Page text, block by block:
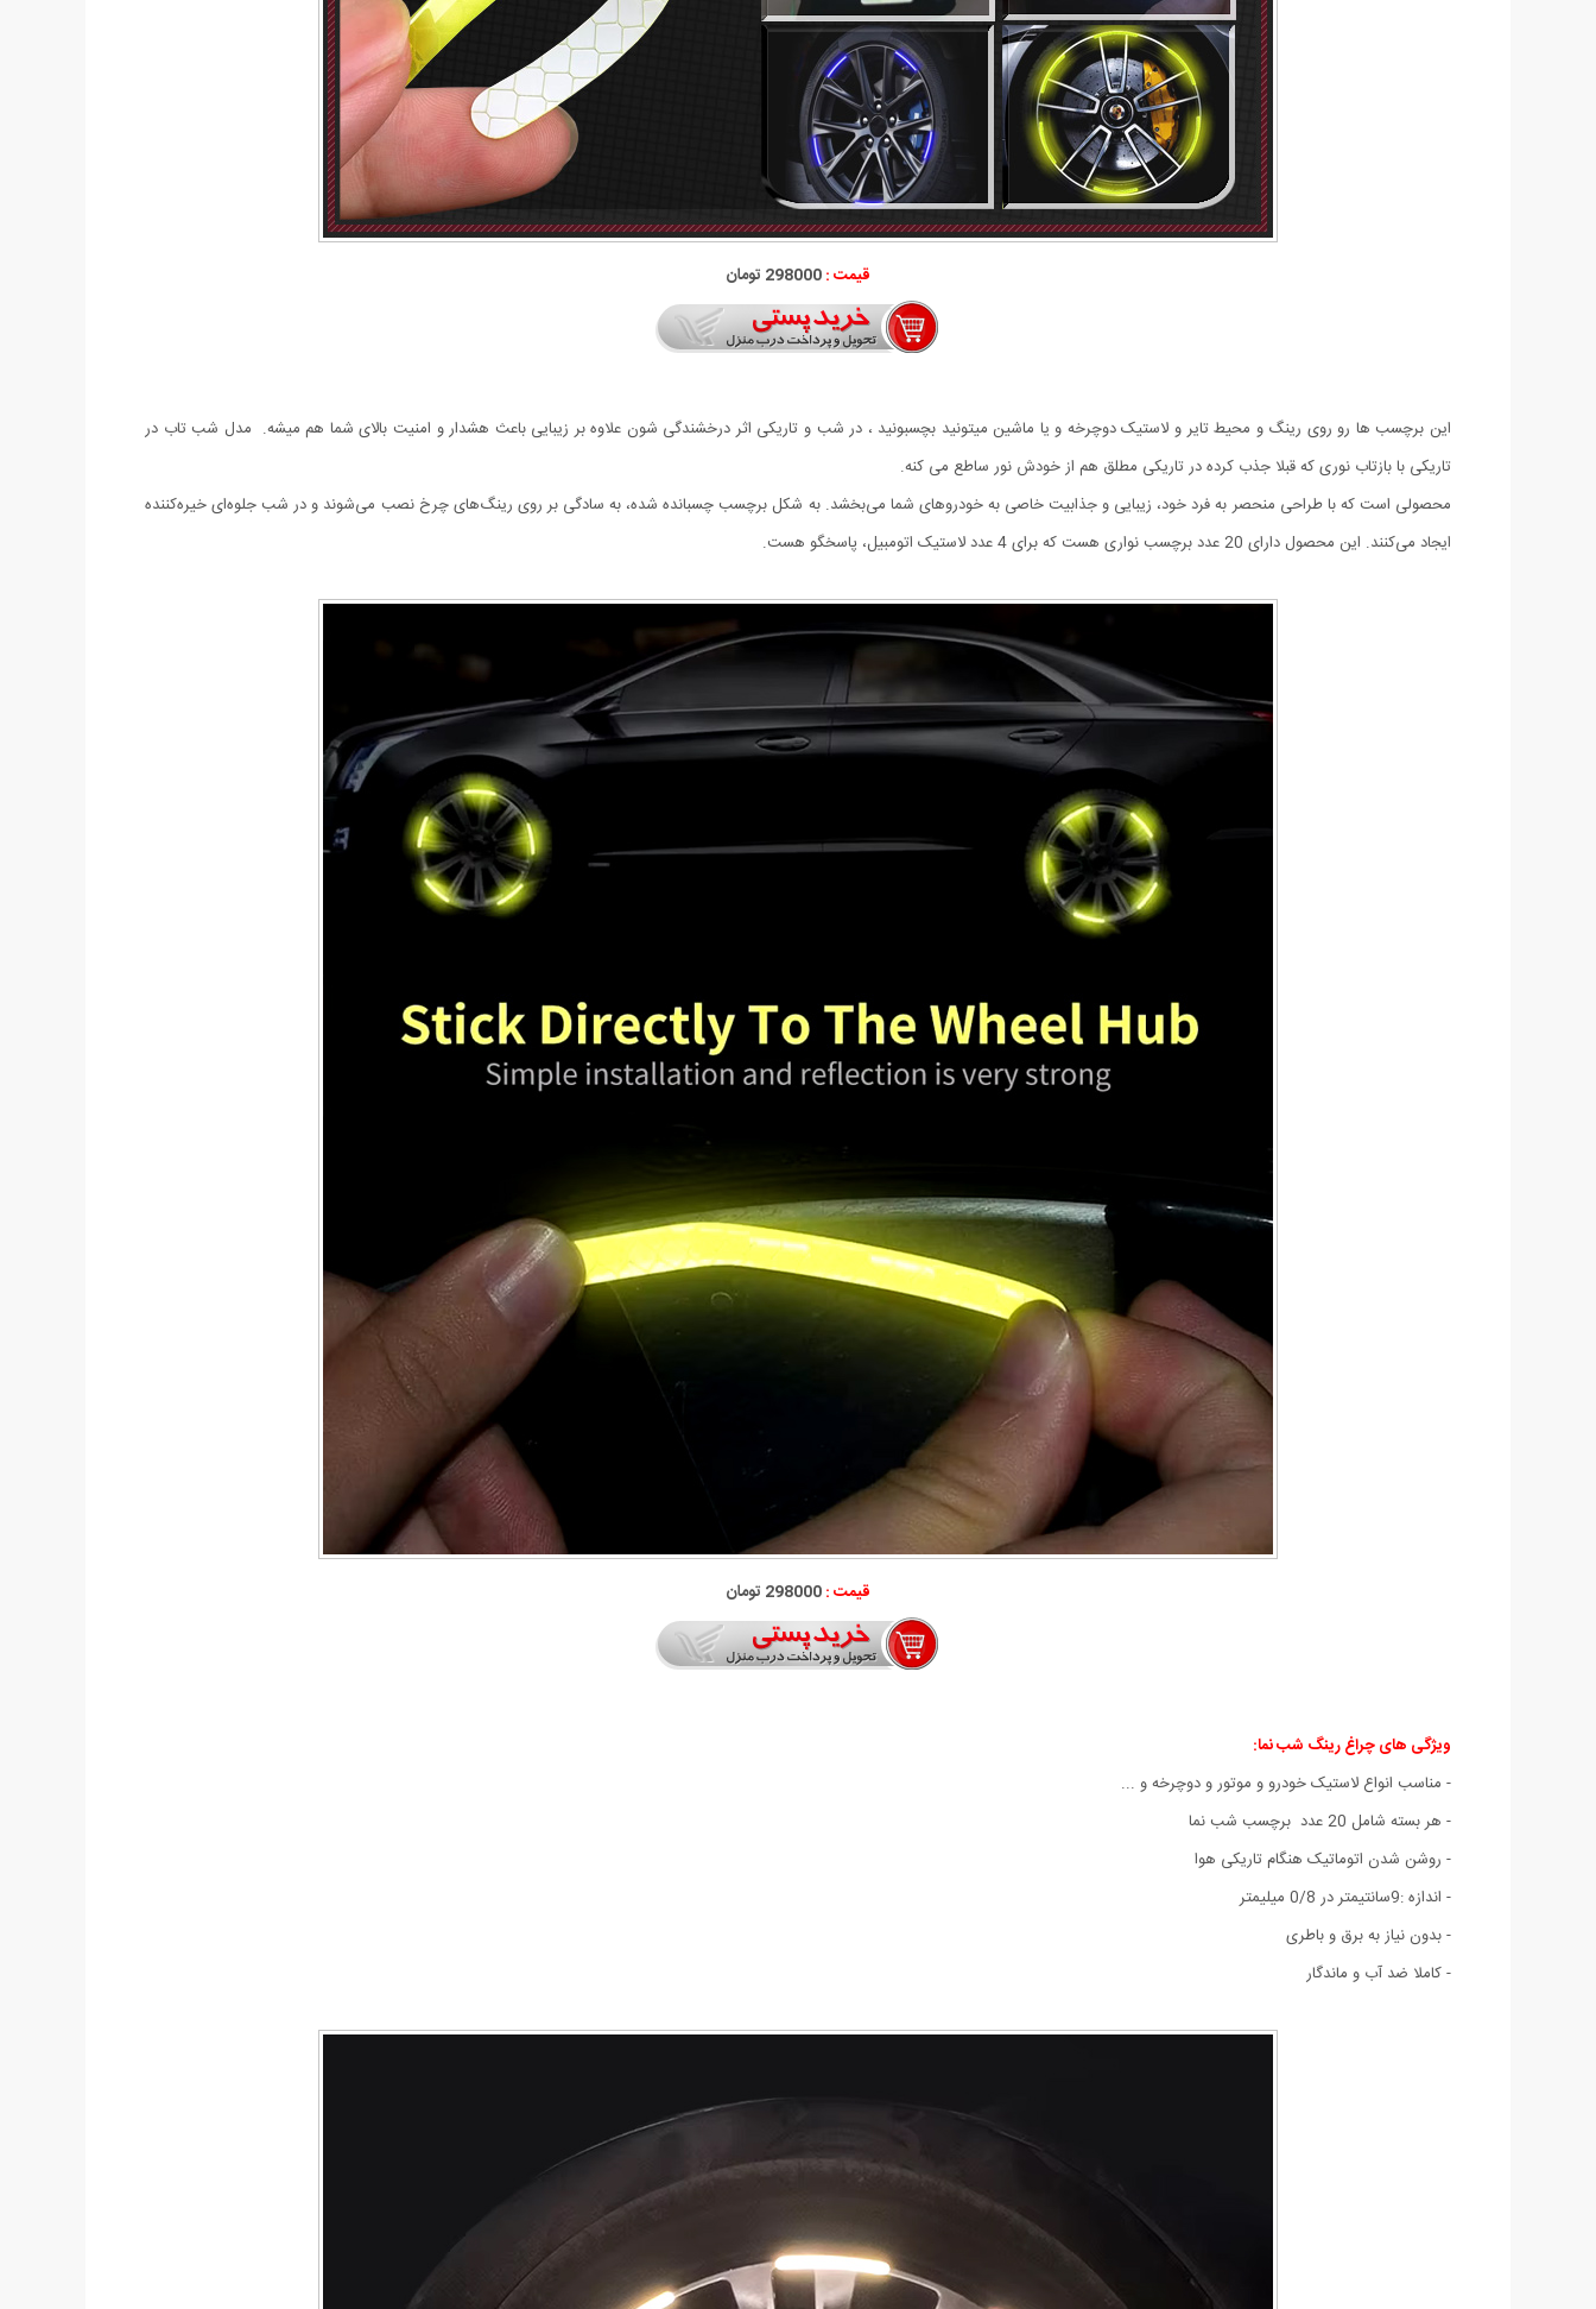
قیمت :298000 تومان
این برچسب ها رو روی رینگ و محیط تایر و لاستیک دوچرخه و یا ماشین میتونید بچسبونید ، در شب و تاریکی اثر درخشندگی شون علاوه بر زیبایی باعث هشدار و امنیت بالای شما هم میشه. مدل شب تاب در
تاریکی با بازتاب نوری که قبلا جذب کرده در تاریکی مطلق هم از خودش نور ساطع می کنه.
محصولی است که با طراحی منحصر به فرد خود، زیبایی و جذابیت خاصی به خودروهای شما می‌بخشد. به شکل برچسب‌ چسبانده شده، به سادگی بر روی رینگ‌های چرخ نصب می‌شوند و در شب جلوه‌ای خیره‌کننده
ایجاد می‌کنند. این محصول دارای 20 عدد برچسب نواری هست که برای 4 عدد لاستیک اتومبیل، پاسخگو هست.
قیمت :298000 تومان
ویژگی های چراغ رینگ شب نما:
- مناسب انواع لاستیک خودرو و موتور و دوچرخه و ...
- هر بسته شامل 20 عدد برچسب شب نما
- روشن شدن اتوماتیک هنگام تاریکی هوا
- اندازه :9سانتیمتر در 0/8 میلیمتر
- بدون نیاز به برق و باطری
- کاملا ضد آب و ماندگار